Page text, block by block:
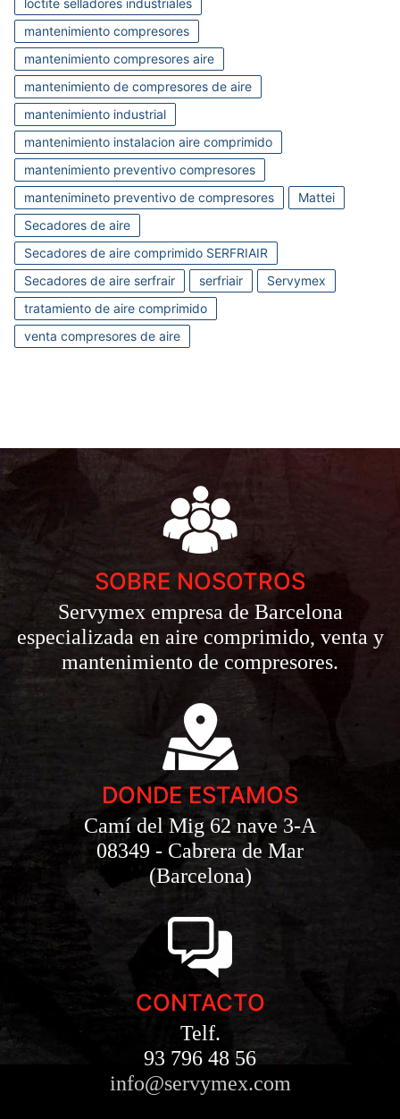
mantenimiento compresores
mantenimiento compresores aire
mantenimiento de compresores de aire
mantenimiento industrial
mantenimiento instalacion aire comprimido
mantenimiento preventivo compresores
mantenimineto preventivo de compresores
Mattei
Secadores de aire
Secadores de aire comprimido SERFRIAIR
Secadores de aire serfrair
serfriair
Servymex
tratamiento de aire comprimido
venta compresores de aire
SOBRE NOSOTROS
Servymex empresa de Barcelona
especializada en aire comprimido, venta y
mantenimiento de compresores.
DONDE ESTAMOS
Camí del Mig 62 nave 3-A
08349 - Cabrera de Mar
(Barcelona)
CONTACTO
Telf.
93 796 48 56
info@servymex.com